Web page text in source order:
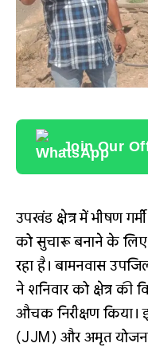
Join Our
उपखंड क्षेत्र में भीषण
को सुचारू बनाने के लिए
रहा है। बामनवास
ने शनिवार को क्षेत्र की
औचक निरीक्षण किया।
(JJM) और अमृत योजना